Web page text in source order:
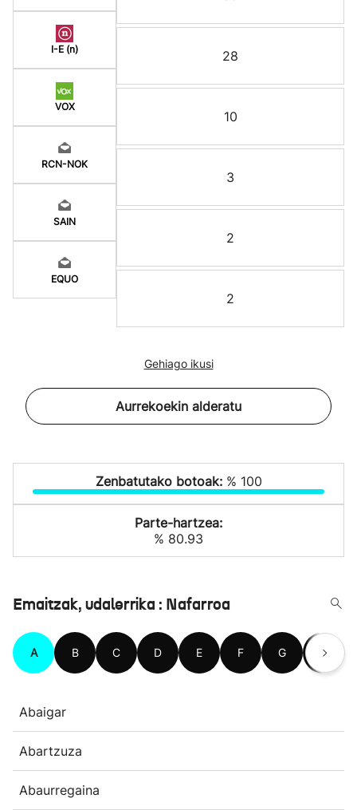
I-E (n)
VOX
RCN-NOK
SAIN
EQUO
28
10
3
2
2
Gehiago ikusi
Aurrekoekin alderatu
Zenbatutako botoak: % 100
Parte-hartzea:
% 80.93
Emaitzak, udalerrika : Nafarroa
A B C D E F G H
Abaigar
Abartzuza
Abaurregaina